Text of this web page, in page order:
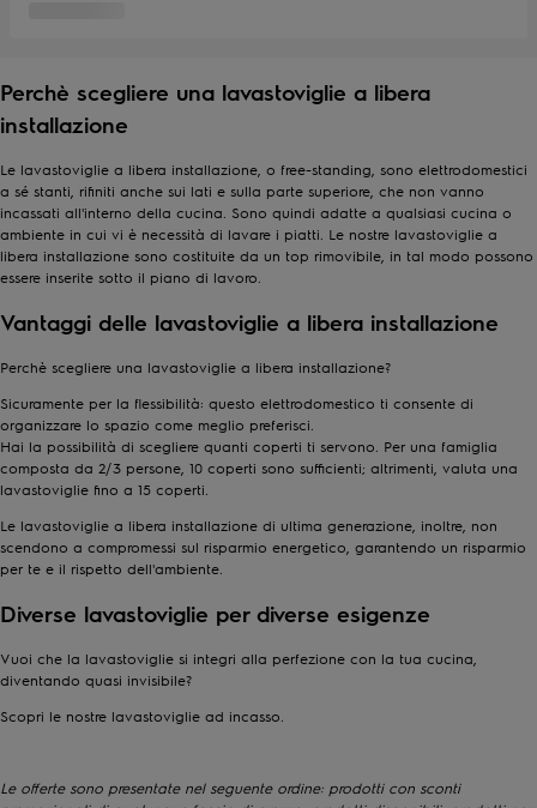
Perchè scegliere una lavastoviglie a libera
installazione
Le lavastoviglie a libera installazione, o free-standing, sono elettrodomestici
a sé stanti, rifiniti anche sui lati e sulla parte superiore, che non vanno
incassati all'interno della cucina. Sono quindi adatte a qualsiasi cucina o
ambiente in cui vi è necessità di lavare i piatti. Le nostre lavastoviglie a
libera installazione sono costituite da un top rimovibile, in tal modo possono
essere inserite sotto il piano di lavoro.
Vantaggi delle lavastoviglie a libera installazione
Perchè scegliere una lavastoviglie a libera installazione?
Sicuramente per la flessibilità: questo elettrodomestico ti consente di
organizzare lo spazio come meglio preferisci.
Hai la possibilità di scegliere quanti coperti ti servono. Per una famiglia
composta da 2/3 persone, 10 coperti sono sufficienti; altrimenti, valuta una
lavastoviglie fino a 15 coperti.
Le lavastoviglie a libera installazione di ultima generazione, inoltre, non
scendono a compromessi sul risparmio energetico, garantendo un risparmio
per te e il rispetto dell'ambiente.
Diverse lavastoviglie per diverse esigenze
Vuoi che la lavastoviglie si integri alla perfezione con la tua cucina,
diventando quasi invisibile?
Scopri le nostre lavastoviglie ad incasso
Le offerte sono presentate nel seguente ordine: prodotti con sconti